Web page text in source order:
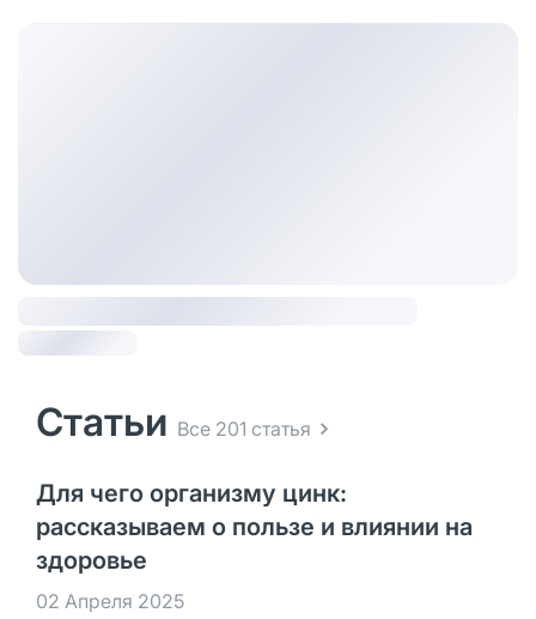
Статьи Все 201 статья
Для чего организму цинк:
рассказываем о пользе и влиянии на
здоровье
02 Апреля 2025